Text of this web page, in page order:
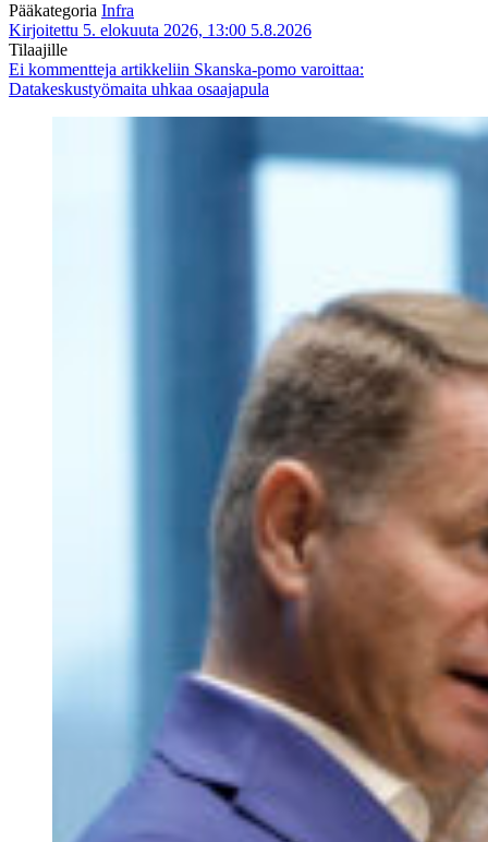
Pääkategoria Infra
Kirjoitettu 5. elokuuta 2026, 13:00 5.8.2026
Tilaajille
Ei kommentteja artikkeliin Skanska-pomo varoittaa:
Datakeskustyömaita uhkaa osaajapula